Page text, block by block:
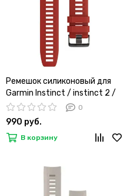
Ремешок силиконовый для
Garmin Instinct / instinct 2 /
Instinct Crossover 22 мм
оригинальное крепление
(Бордовый)
0
990 руб.
В корзину